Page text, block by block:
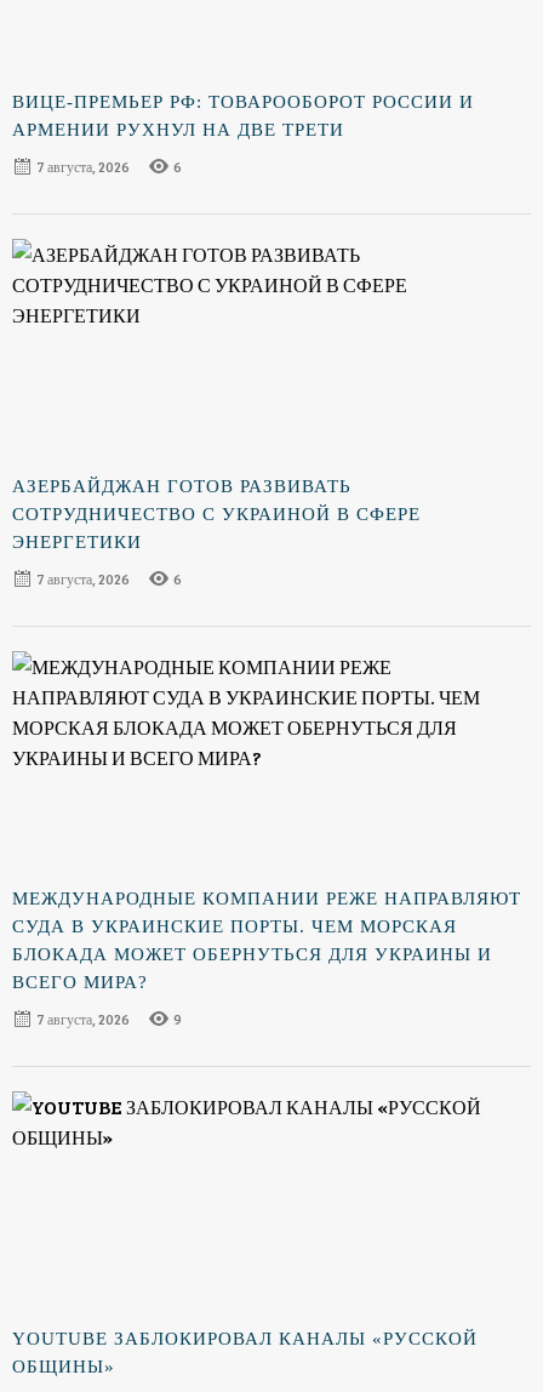
ВИЦЕ-ПРЕМЬЕР РФ: ТОВАРООБОРОТ РОССИИ И
АРМЕНИИ РУХНУЛ НА ДВЕ ТРЕТИ
7 августа, 2026
6
АЗЕРБАЙДЖАН ГОТОВ РАЗВИВАТЬ
СОТРУДНИЧЕСТВО С УКРАИНОЙ В СФЕРЕ
ЭНЕРГЕТИКИ
7 августа, 2026
6
МЕЖДУНАРОДНЫЕ КОМПАНИИ РЕЖЕ НАПРАВЛЯЮТ
СУДА В УКРАИНСКИЕ ПОРТЫ. ЧЕМ МОРСКАЯ
БЛОКАДА МОЖЕТ ОБЕРНУТЬСЯ ДЛЯ УКРАИНЫ И
ВСЕГО МИРА?
7 августа, 2026
9
YOUTUBE ЗАБЛОКИРОВАЛ КАНАЛЫ «РУССКОЙ
ОБЩИНЫ»